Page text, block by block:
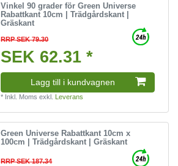
Vinkel 90 grader för Green Universe
Rabattkant 10cm | Trädgårdskant |
Gräskant
RRP SEK 79.30
SEK 62.31 *
Lagg till i kundvagnen
* Inkl. Moms exkl. Leverans
Green Universe Rabattkant 10cm x
100cm | Trädgårdskant | Gräskant
RRP SEK 187.34